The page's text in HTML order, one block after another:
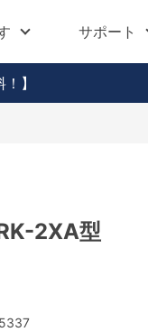
サポート
】
2XA型